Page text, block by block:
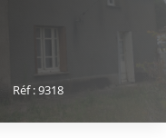
Réf : 9318